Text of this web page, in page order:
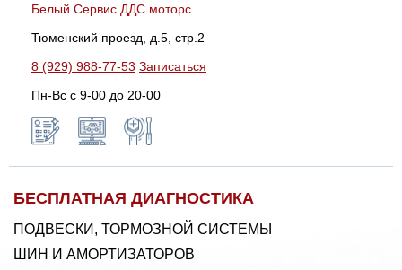
Белый Сервис ДДС моторс
Тюменский проезд, д.5, стр.2
8 (929) 988-77-53 Записаться
Пн-Вс c 9-00 до 20-00
БЕСПЛАТНАЯ ДИАГНОСТИКА
ПОДВЕСКИ, ТОРМОЗНОЙ СИСТЕМЫ
ШИН И АМОРТИЗАТОРОВ